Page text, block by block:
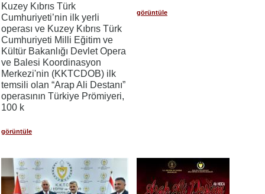
Kuzey Kıbrıs Türk
Cumhuriyeti’nin ilk yerli
operası ve Kuzey Kıbrıs Türk
Cumhuriyeti Milli Eğitim ve
Kültür Bakanlığı Devlet Opera
ve Balesi Koordinasyon
Merkezi'nin (KKTCDOB) ilk
temsili olan “Arap Ali Destanı”
operasının Türkiye Prömiyeri,
100 k
görüntüle
görüntüle